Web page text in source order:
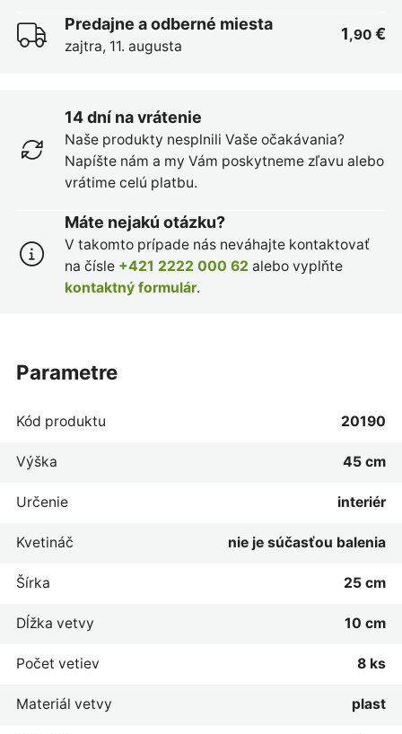
Predajne a odberné miesta
zajtra, 11. augusta
1,90 €
14 dní na vrátenie
Naše produkty nesplnili Vaše očakávania?
Napíšte nám a my Vám poskytneme zľavu alebo
vrátime celú platbu.
Máte nejakú otázku?
V takomto prípade nás neváhajte kontaktovať
na čísle +421 2222 000 62 alebo vyplňte
kontaktný formulár.
parametre
Kód produktu 20190
Výška 45 cm
Určenie interiér
Kvetináč nie je súčasťou balenia
Šírka 25 cm
Dĺžka vetvy 10 cm
Počet vetiev 8 ks
Materiál vetvy plast